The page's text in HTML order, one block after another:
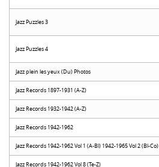
Jazz Puzzles 3
Jazz Puzzles 4
Jazz plein les yeux (Du) Photos
Jazz Records 1897-1931 (A-Z)
Jazz Records 1932-1942 (A-Z)
Jazz Records 1942-1962
Jazz Records 1942-1962 Vol 1 (A-Bl) 1942-1965 Vol 2 (Bl-Co)
Jazz Records 1942-1962 Vol 8 (Te-Z)